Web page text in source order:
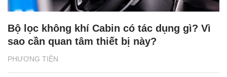
PHƯƠNG TIỆN
Bộ lọc không khí Cabin có tác dụng gì? Vì
sao cần quan tâm thiết bị này?